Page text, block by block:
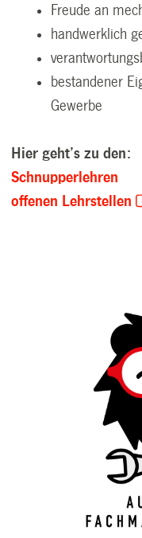
Freude an
handwerklich
bestandener
Gewerbe
Hier geht’s zu den:
Schnupperlehren
offenen Lehrstellen